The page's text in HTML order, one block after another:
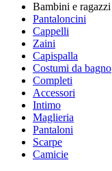
Bambini e ragazzi
Pantaloncini
Cappelli
Zaini
Capispalla
Costumi da bagno
Completi
Accessori
Intimo
Maglieria
Pantaloni
Scarpe
Camicie